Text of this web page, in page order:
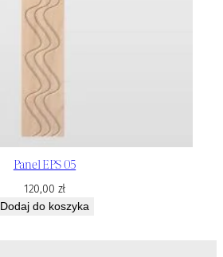
Panel EPS 05
120,00 zł
Dodaj do koszyka